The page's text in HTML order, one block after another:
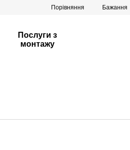
Порівняння Бажання
Послуги з
монтажу